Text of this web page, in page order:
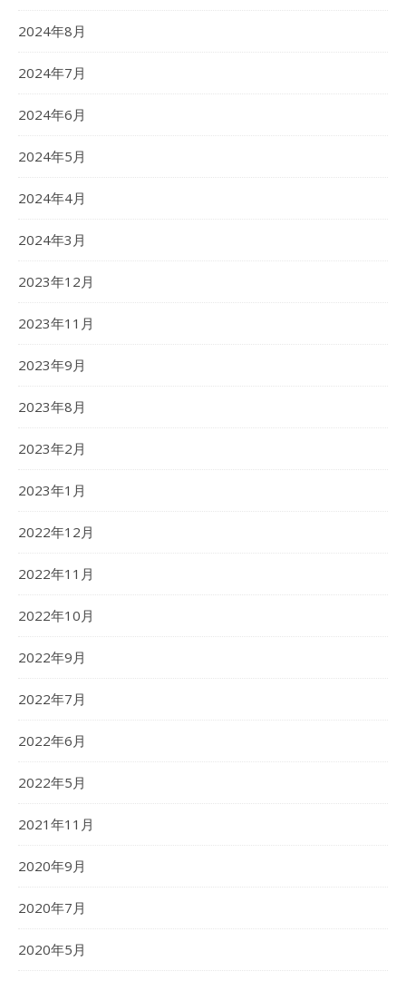
2024年8月
2024年7月
2024年6月
2024年5月
2024年4月
2024年3月
2023年12月
2023年11月
2023年9月
2023年8月
2023年2月
2023年1月
2022年12月
2022年11月
2022年10月
2022年9月
2022年7月
2022年6月
2022年5月
2021年11月
2020年9月
2020年7月
2020年5月